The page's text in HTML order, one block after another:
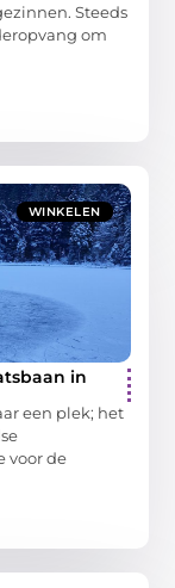
Steeds
om
WINKELEN
in
een plek; het
voor de